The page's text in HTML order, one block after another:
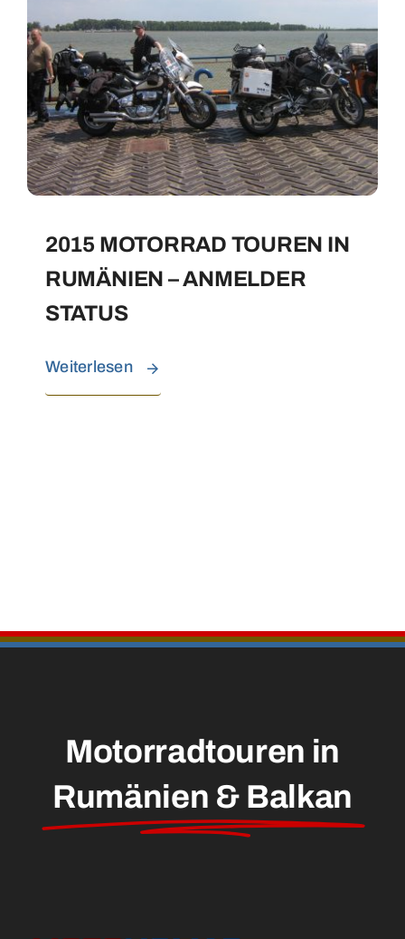
2015 MOTORRAD TOUREN IN
RUMÄNIEN – ANMELDER
STATUS
Weiterlesen
Motorradtouren in
Rumänien & Balkan